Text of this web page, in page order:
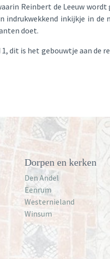
Reinbert de Leeuw wordt
indrukwekkend inkijkje in de
doet.
dit is het gebouwtje aan de
Dorpen en kerken
Den Andel
Eenrum
Westernieland
Winsum